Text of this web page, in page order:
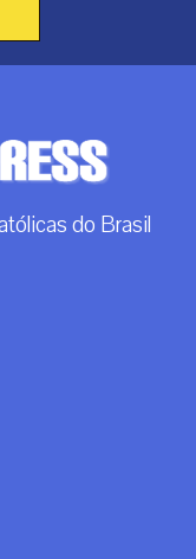
do Brasil